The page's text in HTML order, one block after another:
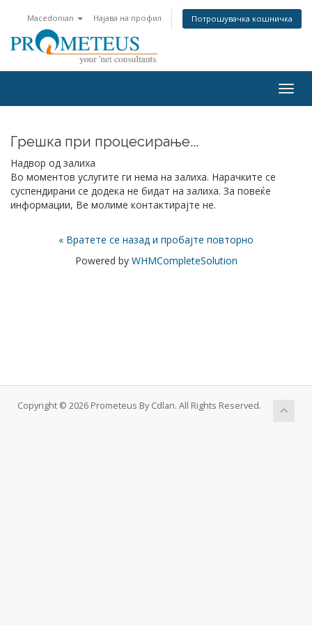
Macedonian Најава на профил Потрошувачка кошничка
Грешка при процесирање...
Надвор од залиха
Во моментов услугите ги нема на залиха. Нарачките се
суспендирани се додека не бидат на залиха. За повеќе
информации, Ве молиме контактирајте не.
« Вратете се назад и пробајте повторно
Powered by WHMCompleteSolution
Copyright © 2026 Prometeus By Cdlan. All Rights Reserved.